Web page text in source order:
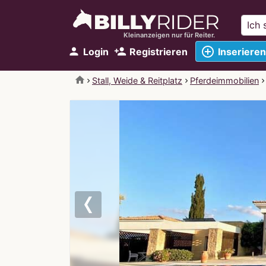
Kleinanzeigen nur für Reiter.
person Login person_add Registrieren add_circle_outline Inserieren
home Stall, Weide & Reitplatz Pferdeimmobilien